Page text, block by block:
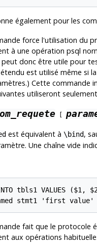
également pour les
force l'utilisation du
à une opération psql
donc être utile pour
est utilisé même si
Cette commande
utiliseront
[
est équivalent à \bind,
Une chaîne vide
tbls1 VALUES ($1,
fait que le protocole
aux opérations